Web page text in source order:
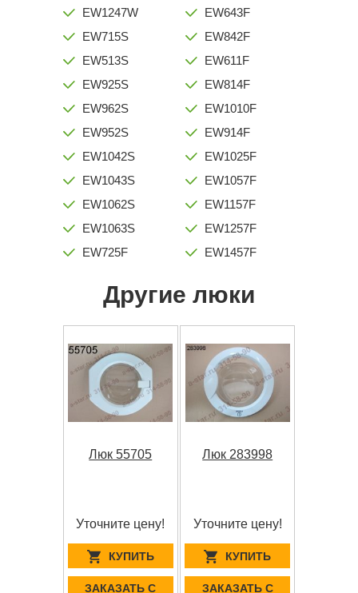
EW1247W
EW715S
EW513S
EW925S
EW962S
EW952S
EW1042S
EW1043S
EW1062S
EW1063S
EW725F
EW643F
EW842F
EW611F
EW814F
EW1010F
EW914F
EW1025F
EW1057F
EW1157F
EW1257F
EW1457F
Другие люки
Люк 55705
Уточните цену!
КУПИТЬ
ЗАКАЗАТЬ С
Люк 283998
Уточните цену!
КУПИТЬ
ЗАКАЗАТЬ С